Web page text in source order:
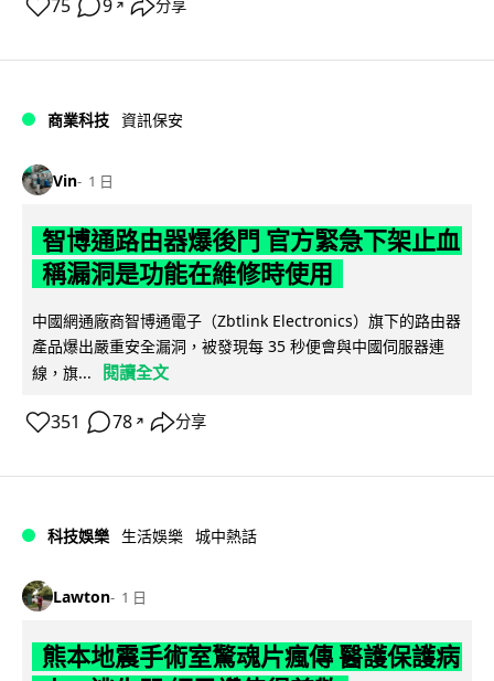
75 9 ↗ 分享
商業科技 資訊保安
Vin 1 日
智博通路由器爆後門 官方緊急下架止血
稱漏洞是功能在維修時使用
中國網通廠商智博通電子（Zbtlink Electronics）旗下的路由器
產品爆出嚴重安全漏洞，被發現每 35 秒便會與中國伺服器連
線，旗...
閱讀全文
351 78 ↗ 分享
科技娛樂 生活娛樂 城中熱話
Lawton 1 日
熊本地震手術室驚魂片瘋傳 醫護保護病